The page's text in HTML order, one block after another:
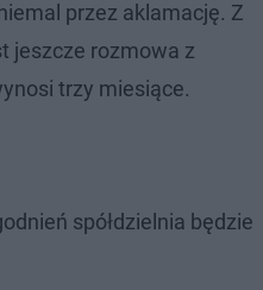
przez aklamację. Z
jeszcze rozmowa z
trzy miesiące.
spółdzielnia będzie